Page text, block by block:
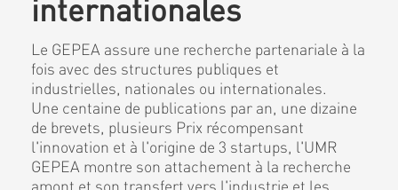
internationales
Le GEPEA assure une recherche partenariale à la
fois avec des structures publiques et
industrielles, nationales ou internationales.
Une centaine de publications par an, une dizaine
de brevets, plusieurs Prix récompensant
l'innovation et à l'origine de 3 startups, l'UMR
GEPEA montre son attachement à la recherche
amont et son transfert vers l'industrie et les